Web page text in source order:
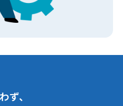
ず、